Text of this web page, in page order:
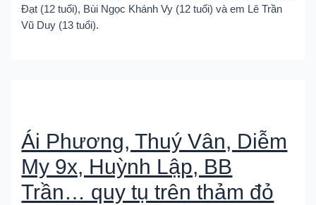
Đạt (12 tuổi), Bùi Ngọc Khánh Vy (12 tuổi) và em Lê Trần
Vũ Duy (13 tuổi).
Ái Phương, Thuý Vân, Diễm
My 9x, Huỳnh Lập, BB
Trần… quy tụ trên thảm đỏ